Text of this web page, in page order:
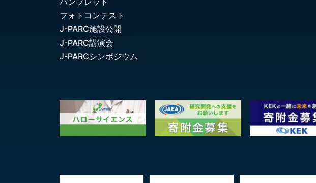
フォトコンテスト
J-PARC施設公開
J-PARC講演会
J-PARCシンポジウム